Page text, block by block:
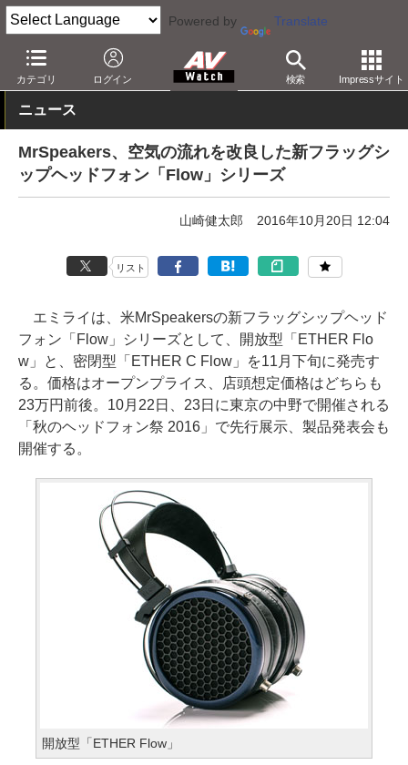
Powered by Translate
カテゴリ ログイン 検索 Impressサイト
AV Watch 製品 ヘッドフォン その他
ニュース
MrSpeakers、空気の流れを改良した新フラッグシ
ップヘッドフォン「Flow」シリーズ
山崎健太郎 2016年10月20日 12:04
リスト
エミライは、米MrSpeakersの新フラッグシップヘッド
フォン「Flow」シリーズとして、開放型「ETHER Flo
w」と、密閉型「ETHER C Flow」を11月下旬に発売す
る。価格はオープンプライス、店頭想定価格はどちらも
23万円前後。10月22日、23日に東京の中野で開催される
「秋のヘッドフォン祭 2016」で先行展示、製品発表会も
開催する。
開放型「ETHER Flow」